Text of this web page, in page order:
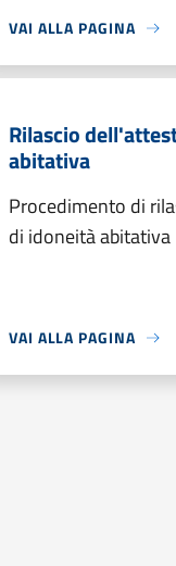
VAI ALLA PAGINA
Rilascio
abitativa
Procedimento di
di idoneità abitativa
VAI ALLA PAGINA